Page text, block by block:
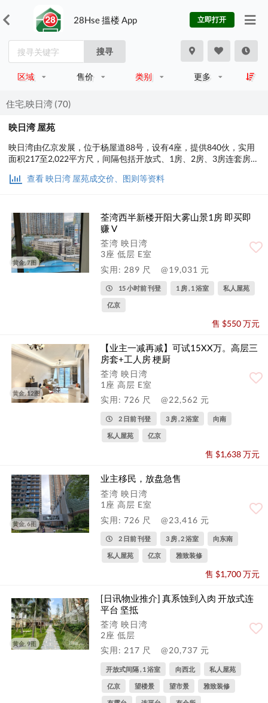
28Hse 搵楼 App 立即打开
搜寻
区域 售价 类别 更多
住宅,映日湾 (70)
映日湾 屋苑
映日湾由亿京发展，位于杨屋道88号，设有4座，提供840伙，实用
面积217至2,022平方尺，间隔包括开放式、1房、2房、3房连套房及
连双套房及储物室连厕
查看 映日湾 屋苑成交价、图则等资料
黄金, 7图
荃湾西半新楼开阳大雾山景1房 即买即
赚 V
荃湾 映日湾
3座 低层 E室
实用: 289 尺
@19,031 元
15 小时前 刊登 1 房 , 1 浴室 私人屋苑
亿京
售 $550 万元
黄金, 12图
【业主一减再减】可试15XX万。高层三
房套+工人房 梗厨
荃湾 映日湾
1座 高层 E室
实用: 726 尺
@22,562 元
2 日前 刊登 3 房 , 2 浴室 向南
私人屋苑 亿京
售 $1,638 万元
黄金, 6图
业主移民，放盘急售
荃湾 映日湾
1座 高层 E室
实用: 726 尺
@23,416 元
2 日前 刊登 3 房 , 2 浴室 向东南
私人屋苑 亿京 雅致装修
售 $1,700 万元
黄金, 9图
[日讯物业推介] 真系蚀到入肉 开放式连
平台 坚抵
荃湾 映日湾
2座 低层
实用: 217 尺
@20,737 元
开放式间隔 , 1 浴室 向西北 私人屋苑
亿京 望楼景 望市景 雅致装修